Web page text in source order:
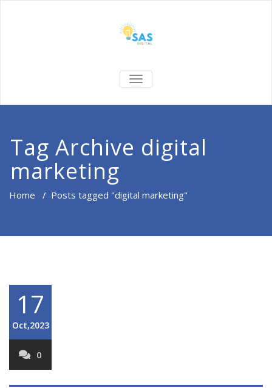
TOGGLE NAVIGATION
Tag Archive digital
marketing
Home / Posts tagged "digital marketing"
17
Oct,2023
0